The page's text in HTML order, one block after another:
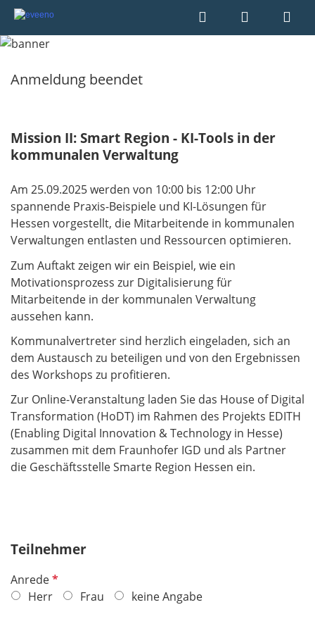
Anmeldung beendet
Mission II: Smart Region - KI-Tools in der
kommunalen Verwaltung
Am 25.09.2025 werden von 10:00 bis 12:00 Uhr
spannende Praxis-Beispiele und KI-Lösungen für
Hessen vorgestellt, die Mitarbeitende in kommunalen
Verwaltungen entlasten und Ressourcen optimieren.
Zum Auftakt zeigen wir ein Beispiel, wie ein
Motivationsprozess zur Digitalisierung für
Mitarbeitende in der kommunalen Verwaltung
aussehen kann.
Kommunalvertreter sind herzlich eingeladen, sich an
dem Austausch zu beteiligen und von den Ergebnissen
des Workshops zu profitieren.
Zur Online-Veranstaltung laden Sie das House of Digital
Transformation (HoDT) im Rahmen des Projekts EDITH
(Enabling Digital Innovation & Technology in Hesse)
zusammen mit dem Fraunhofer IGD und als Partner
die Geschäftsstelle Smarte Region Hessen ein.
Teilnehmer
AnredeP
f
Herr Frau keine Angabe